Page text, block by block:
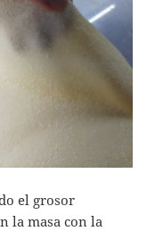
el grosor
la masa con la